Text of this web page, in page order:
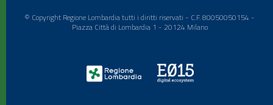
© Copyright Regione Lombardia tutti i diritti riservati - C.F. 80050050154 -
Piazza Città di Lombardia 1 - 20124 Milano